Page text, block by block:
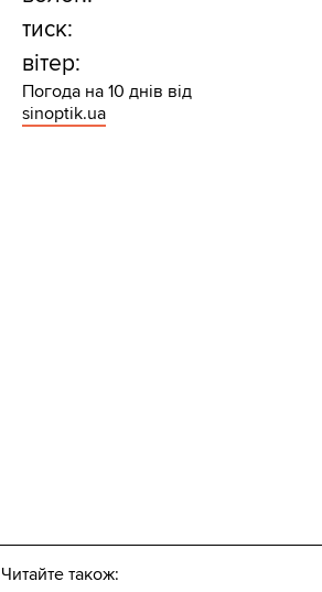
Читайте також:
тиск:
вітер:
Погода на 10 днів від
sinoptik.ua